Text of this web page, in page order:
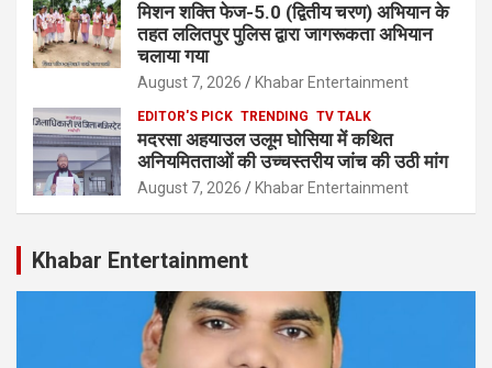
मिशन शक्ति फेज-5.0 (द्वितीय चरण) अभियान के
तहत ललितपुर पुलिस द्वारा जागरूकता अभियान
चलाया गया
August 7, 2026 Khabar Entertainment
EDITOR'S PICK TRENDING TV TALK
मदरसा अहयाउल उलूम घोसिया में कथित
अनियमितताओं की उच्चस्तरीय जांच की उठी मांग
August 7, 2026 Khabar Entertainment
Khabar Entertainment